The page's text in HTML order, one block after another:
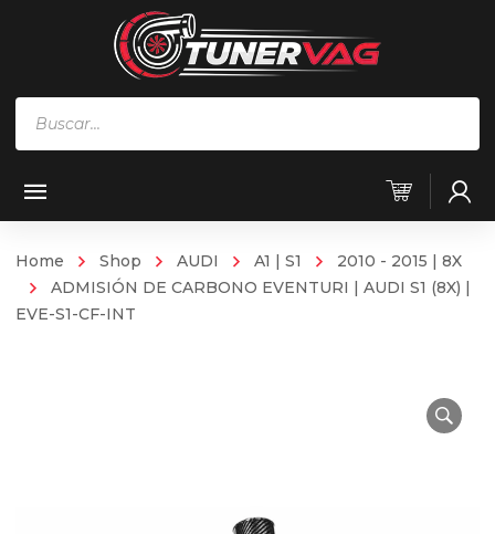
Home Shop AUDI A1 | S1
2010 - 2015 | 8X
ADMISIÓN DE CARBONO EVENTURI | AUDI S1 (8X) |
EVE-S1-CF-INT